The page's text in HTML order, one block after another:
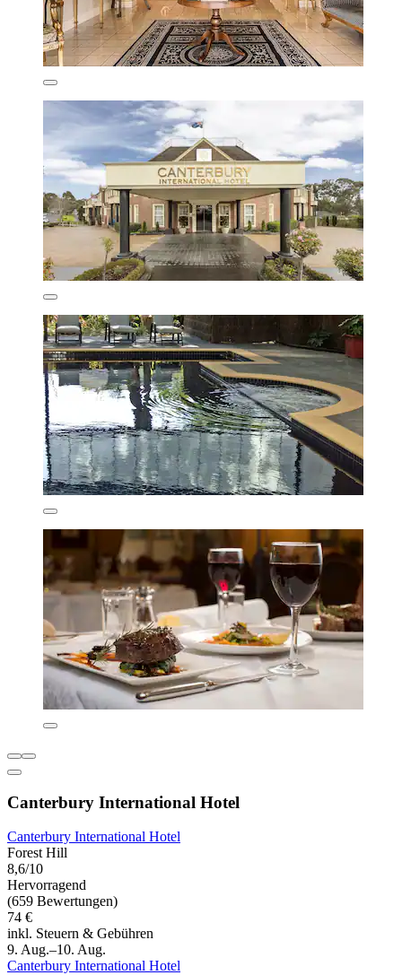
Canterbury International Hotel
Canterbury International Hotel
Forest Hill
8,6/10
Hervorragend
(659 Bewertungen)
74 €
inkl. Steuern & Gebühren
9. Aug.–10. Aug.
Canterbury International Hotel